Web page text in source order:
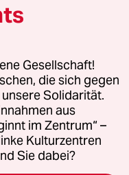
oder für Genehmigungen
Richtlinien
Impressum AGB
Gesellschaft!
die sich gegen
Solidarität.
aus
im Zentrum“ –
Kulturzentren
Sie dabei?